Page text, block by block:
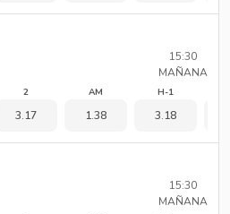
15:30
MAÑANA
2
3.17
AM
1.38
H-1
3.18
15:30
MAÑANA